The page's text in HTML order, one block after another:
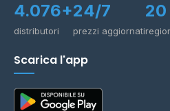
4.076+
distributori
24/7
prezzi aggiornati
20
Scarica l'app